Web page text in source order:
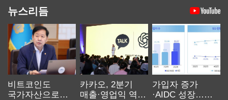
뉴스리듬
비트코인도
국가자산으로…'
카카오, 2분기
매출·영업익 역대
가입자 증가
·AIDC 성장…